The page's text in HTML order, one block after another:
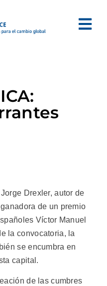
Drexler, autor de
de un premio
Víctor Manuel
la convocatoria, la
se encumbra en
capital.
de las cumbres